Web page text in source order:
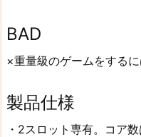
BAD
×重量級のゲームをするに
製品仕様
・2スロット専有。コア